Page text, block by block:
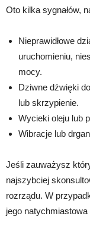
Oto kilka sygnałów,
Nieprawidłowe
uruchomieniu,
mocy.
Dziwne dźwięki
lub skrzypienie.
Wycieki oleju lub
Wibracje lub
Jeśli zauważysz
najszybciej
rozrządu. W
jego